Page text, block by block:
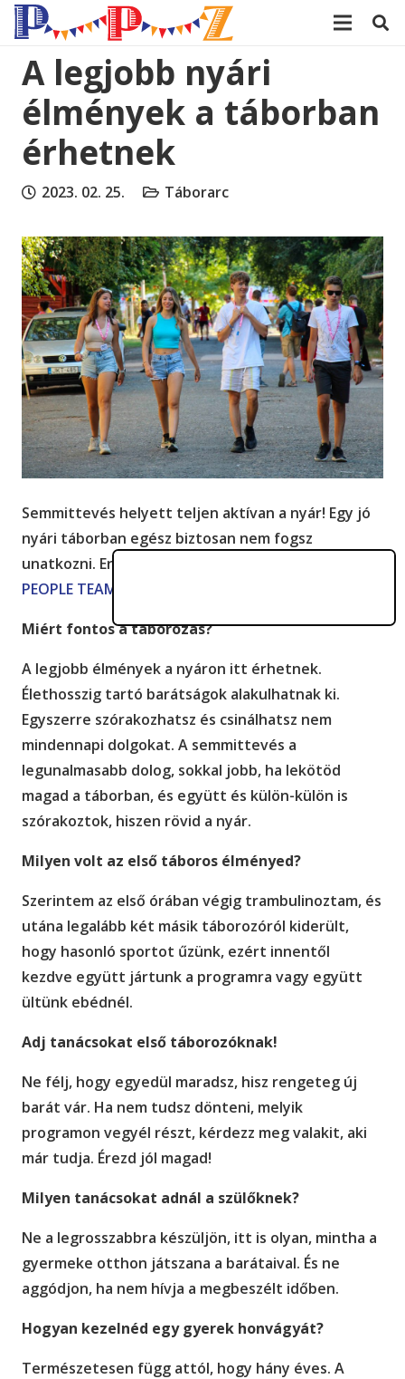
A legjobb nyári
élmények a táborban
érhetnek
2023. 02. 25. Táborarc
Semmittevés helyett teljen aktívan a nyár! Egy jó
nyári táborban egész biztosan nem fogsz
unatkozni. Erről beszélgettünk Zsombival, a
PEOPLE TEAM
Miért fontos a táborozás?
A legjobb élmények a nyáron itt érhetnek.
Élethosszig tartó barátságok alakulhatnak ki.
Egyszerre szórakozhatsz és csinálhatsz nem
mindennapi dolgokat. A semmittevés a
legunalmasabb dolog, sokkal jobb, ha lekötöd
magad a táborban, és együtt és külön-külön is
szórakoztok, hiszen rövid a nyár.
Milyen volt az első táboros élményed?
Szerintem az első órában végig trambulinoztam, és
utána legalább két másik táborozóról kiderült,
hogy hasonló sportot űzünk, ezért innentől
kezdve együtt jártunk a programra vagy együtt
ültünk ebédnél.
Adj tanácsokat első táborozóknak!
Ne félj, hogy egyedül maradsz, hisz rengeteg új
barát vár. Ha nem tudsz dönteni, melyik
programon vegyél részt, kérdezz meg valakit, aki
már tudja. Érezd jól magad!
Milyen tanácsokat adnál a szülőknek?
Ne a legrosszabbra készüljön, itt is olyan, mintha a
gyermeke otthon játszana a barátaival. És ne
aggódjon, ha nem hívja a megbeszélt időben.
Hogyan kezelnéd egy gyerek honvágyát?
Természetesen függ attól, hogy hány éves. A
modal-check